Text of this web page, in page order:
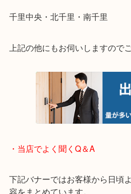
さい。
・エリア紹介
※下記エリアはご依頼が多い
箕面市・池田市・吹田市・豊
宝塚市・茨木市・尼崎市
千里中央・北千里・南千里